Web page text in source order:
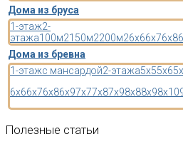
Дома из бруса
1-этаж2-
этажа100м2150м2200м26x66x76x8
Дома из бревна
1-этажс мансардой2-этажа5x55x6
6x66x76x86x97x77x87x98x88x98x10
Полезные статьи